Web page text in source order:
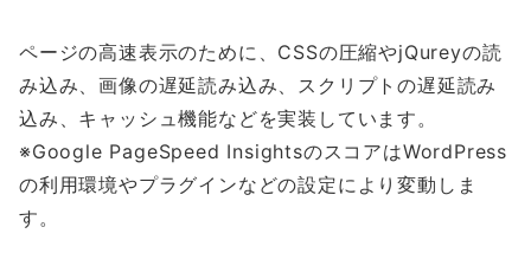
ページの高速表示のために、CSSの圧縮やjQureyの読
み込み、画像の遅延読み込み、スクリプトの遅延読み
込み、キャッシュ機能などを実装しています。
※Google PageSpeed InsightsのスコアはWordPress
の利用環境やプラグインなどの設定により変動しま
す。